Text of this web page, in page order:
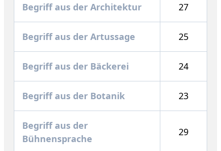
Begriff aus der Architektur 27
Begriff aus der Artussage 25
Begriff aus der Bäckerei 24
Begriff aus der Botanik 23
Begriff aus der
Bühnensprache
29